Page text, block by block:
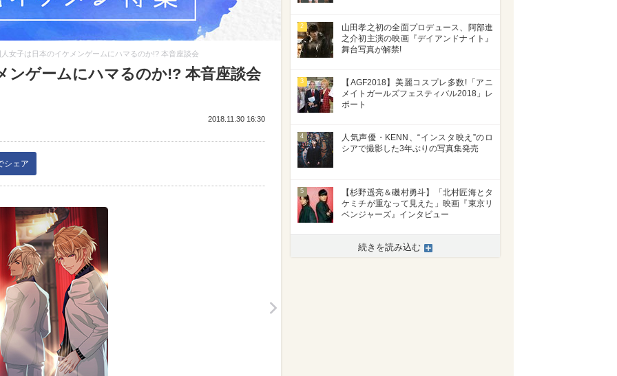
女子は日本のイケメンゲームにハマるのか!? 本音座談会
ンゲームにハマるのか!? 本音座談会
2018.11.30 16:30
シェア
2
山田孝之初の全面プロデュース、阿部進
之介初主演の映画『デイアンドナイト』
舞台写真が解禁!
3
【AGF2018】美麗コスプレ多数!「アニ
メイトガールズフェスティバル2018」レ
ポート
4
人気声優・KENN、“インスタ映え”のロ
シアで撮影した3年ぶりの写真集発売
5
【杉野遥亮＆磯村勇斗】「北村匠海とタ
ケミチが重なって見えた」映画『東京リ
ベンジャーズ』インタビュー
続きを読み込む